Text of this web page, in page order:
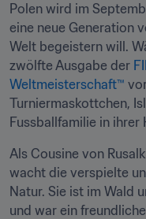
Polen wird im
eine neue Generation
Welt begeistern will.
zwölfte Ausgabe der
Weltmeisterschaft™
Turniermaskottchen,
Fussballfamilie in ihrer
Als Cousine von
wacht die verspielte
Natur. Sie ist im Wald
und war ein